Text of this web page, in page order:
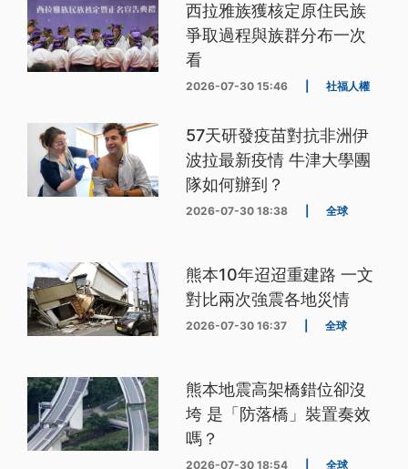
西拉雅族獲核定原住民族
爭取過程與族群分布一次
看
2026-07-30 15:46 社福人權
57天研發疫苗對抗非洲伊
波拉最新疫情 牛津大學團
隊如何辦到？
2026-07-30 18:38 全球
熊本10年迢迢重建路 一文
對比兩次強震各地災情
2026-07-30 16:37 全球
熊本地震高架橋錯位卻沒
垮 是「防落橋」裝置奏效
嗎？
2026-07-30 18:54 全球